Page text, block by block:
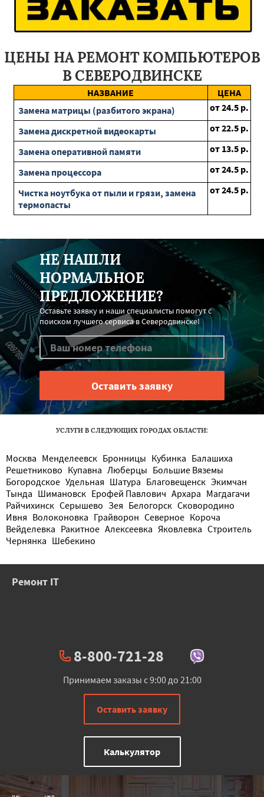
Ликино-Дулево Икша Реутов Серпухов
Егорьевск
Люберцы Апрелевка Лопатино
Черусти
Циолковский Новобурейский Шимановск Белогорск
Серышево Благовещенск Северное Белгород
Короча Пролетарск Шебекино Грайворон
Строитель Уразовка
Волоконовка
Алексеевка Новый Оскол
ЦЕНЫ НА РЕМОНТ КОМПЬЮТЕРОВ
В СЕВЕРОДВИНСКЕ
НАЗВАНИЕ
ЦЕНА
Замена матрицы (разбитого экрана)
от24.5 р.
Замена дискретной видеокарты
от22.5 р.
Замена оперативной памяти
от 13.5 р.
Замена процессора
от24.5 р.
Чистка ноутбука от пыли и грязи, замена
термопасты
от24.5 р.
НЕ НАШЛИ
НОРМАЛЬНОЕ
ПРЕДЛОЖЕНИЕ?
Оставьте заявку и наши специалисты помогут с
поиском лучшего сервиса в Северодвинске!
УСЛУГИ В СЛЕДУЮЩИХ ГОРОДАХ ОБЛАСТИ:
Москва Менделеевск Бронницы Кубинка Балашиха
Решетниково Купавна Люберцы Большие Вяземы
Богородское Удельная Шатура Благовещенск Экимчан
Тында Шимановск Ерофей Павлович Архара Магдагачи
Райчихинск Серышево Зея Белогорск Сковородино
Ивня Волоконовка Грайворон Северное Короча
Вейделевка Ракитное Алексеевка Яковлевка Строитель
Чернянка Шебекино
Ремонт IT
8-800-721-28
Принимаем заказы с 9:00 до 21:00
Оставить заявку
Калькулятор